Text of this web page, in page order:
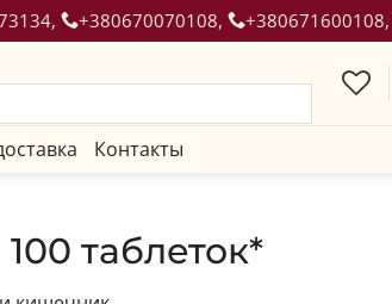
+380670070108, +380671600108,
Контакты
таблеток*